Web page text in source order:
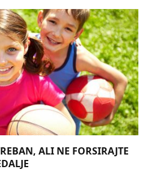
ALI NE FORSIRAJTE